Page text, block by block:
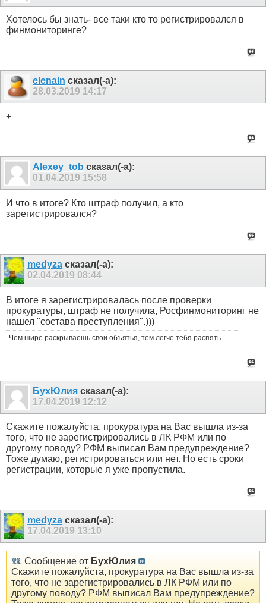
Хотелось бы знать- все таки кто то регистрировался в
финмониторинге?
elenaln сказал(-а):
28.03.2019 14:17
+
Alexey_tob сказал(-а):
01.04.2019 15:58
И что в итоге? Кто штраф получил, а кто
зарегистрировался?
medyza сказал(-а):
02.04.2019 08:44
В итоге я зарегистрировалась после проверки
прокуратуры, штраф не получила, Росфинмониторинг не
нашел "состава преступления".)))
Чем шире раскрываешь свои объятья, тем легче тебя распять.
БухЮлия сказал(-а):
17.04.2019 12:12
Скажите пожалуйста, прокуратура на Вас вышла из-за
того, что не зарегистрировались в ЛК РФМ или по
другому поводу? РФМ выписал Вам предупреждение?
Тоже думаю, регистрироваться или нет. Но есть сроки
регистрации, которые я уже пропустила.
medyza сказал(-а):
17.04.2019 13:10
Сообщение от БухЮлия
Скажите пожалуйста, прокуратура на Вас вышла из-за
того, что не зарегистрировались в ЛК РФМ или по
другому поводу? РФМ выписал Вам предупреждение?